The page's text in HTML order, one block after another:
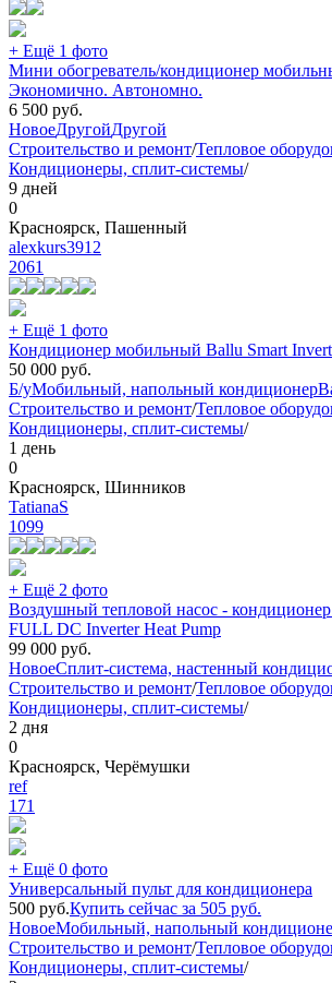
+ Ещё 1 фото
Мини обогреватель/кондиционер
Экономично. Автономно.
6 500 руб.
НовоеДругойДругой
Строительство и ремонт/Тепловое
Кондиционеры, сплит-системы/
9 дней
0
Красноярск, Пашенный
alexkurs3912
2061
+ Ещё 1 фото
Кондиционер мобильный Ballu Smart
50 000 руб.
Б/уМобильный, напольный кондиционер
Строительство и ремонт/Тепловое
Кондиционеры, сплит-системы/
1 день
0
Красноярск, Шинников
TatianaS
1099
+ Ещё 2 фото
Воздушный тепловой насос -
FULL DC Inverter Heat Pump
99 000 руб.
НовоеСплит-система, настенный
Строительство и ремонт/Тепловое
Кондиционеры, сплит-системы/
2 дня
0
Красноярск, Черёмушки
ref
171
+ Ещё 0 фото
Универсальный пульт для кондиционера
500 руб.Купить сейчас за 505 руб.
НовоеМобильный, напольный
Строительство и ремонт/Тепловое
Кондиционеры, сплит-системы/